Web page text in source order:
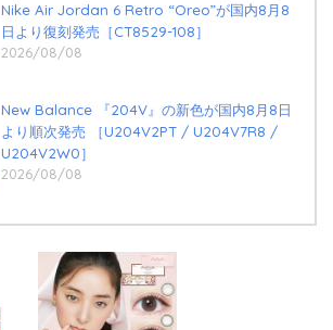
Nike Air Jordan 6 Retro “Oreo”が国内8月8
日より復刻発売［CT8529-108］
2026/08/08
New Balance 『204V』の新色が国内8月8日
より順次発売 ［U204V2PT / U204V7R8 /
U204V2W0］
2026/08/08